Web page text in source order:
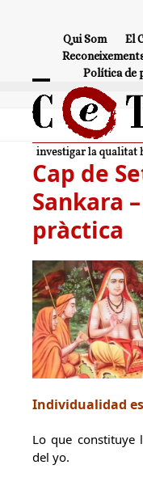
Qui Som El
Política de
Open
mobile
menu
Close
mobile
menu
Cap de
Sankara
pràctica
Individualidad
Lo que constituye
del yo.